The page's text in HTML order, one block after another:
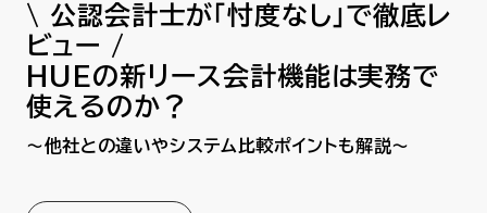
サービス
OXYGラインナップ
\ 公認会計士が「忖度なし」で徹底レ
ビュー /
HUEの新リース会計機能は実務で
使えるのか？
～他社との違いやシステム比較ポイントも解説～